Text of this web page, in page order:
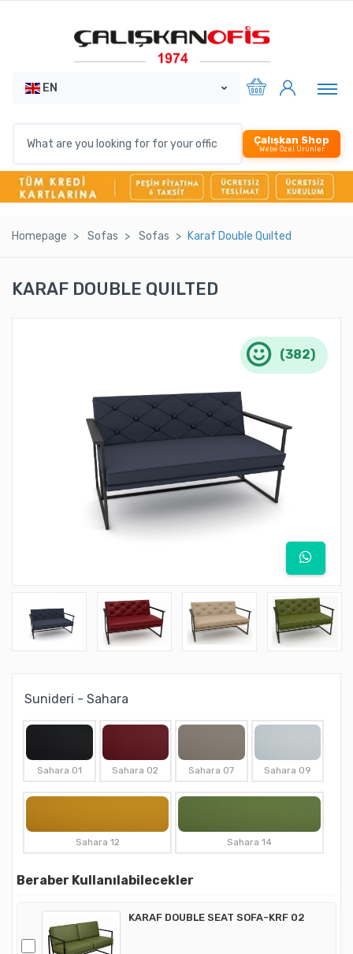
EN
Çalışkan Shop
Webe Özel Ürünler
Homepage Sofas Sofas Karaf Double Quılted
KARAF DOUBLE QUILTED
(382)
Sunideri - Sahara
Sahara 01 Sahara 02 Sahara 07 Sahara 09
Sahara 12 Sahara 14
Beraber Kullanılabilecekler
KARAF DOUBLE SEAT SOFA-KRF 02